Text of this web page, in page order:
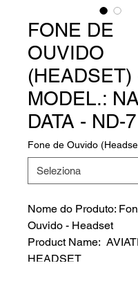
FONE DE
OUVIDO
(HEADSET)
MODEL.:
DATA - ND-
Fone de Ouvido
Nome do Produto:
Ouvido - Headset
Product Name:
HEADSET